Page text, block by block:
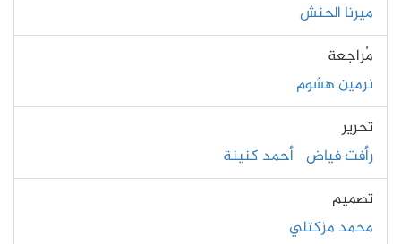
ميرنا الحنش
مُراجعة
نرمين هشوم
تحرير
رأفت فياض أحمد كنينة
تصميم
محمد مزكتلي